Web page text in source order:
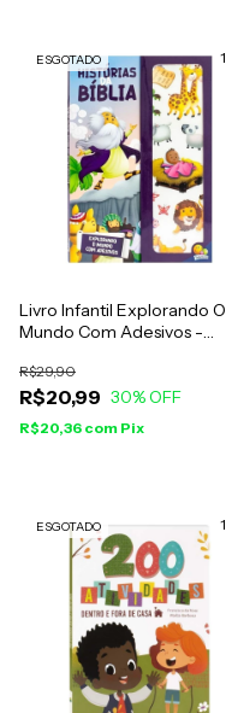
1
ESGOTADO
Livro Infantil Explorando O
Mundo Com Adesivos -
R$20,99
R$29,90
30% OFF
R$20,36 com Pix
1
ESGOTADO